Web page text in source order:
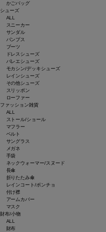
かごバッグ
シューズ
ALL
スニーカー
サンダル
パンプス
ブーツ
ドレスシューズ
バレエシューズ
モカシン/デッキシューズ
レインシューズ
その他シューズ
スリッポン
ローファー
ファッション雑貨
ALL
ストール/ショール
マフラー
ベルト
サングラス
メガネ
手袋
ネックウォーマー/スヌード
長傘
折りたたみ傘
レインコート/ポンチョ
付け襟
アームカバー
マスク
財布/小物
ALL
財布